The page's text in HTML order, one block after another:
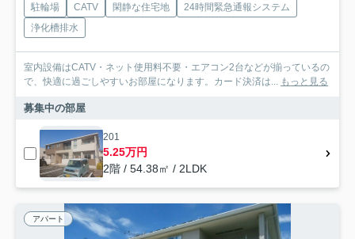
駐輪場 CATV 閑静な住宅地
24時間緊急通報システム
浄化槽排水
室内設備はCATV・ネット使用料不要・エアコン2台などが揃っているの
で、快適に過ごしやすいお部屋になります。カード決済は... もっと見る
募集中の部屋
201
5.25万円
2階 / 54.38㎡ / 2LDK
アパート